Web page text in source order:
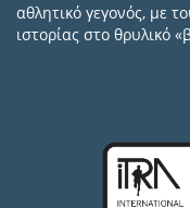
αθλητικό γεγονός, με
ιστορίας στο θρυλικό